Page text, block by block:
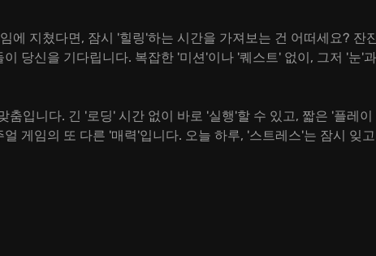
에 지쳤다면, 잠시 '힐링'하는 시간을 가져보는 건 어떠세요? 잔
당신을 기다립니다. 복잡한 '미션'이나 '퀘스트' 없이, 그저 '눈'
입니다. 긴 '로딩' 시간 없이 바로 '실행'할 수 있고, 짧은 '플레
게임의 또 다른 '매력'입니다. 오늘 하루, '스트레스'는 잠시 잊